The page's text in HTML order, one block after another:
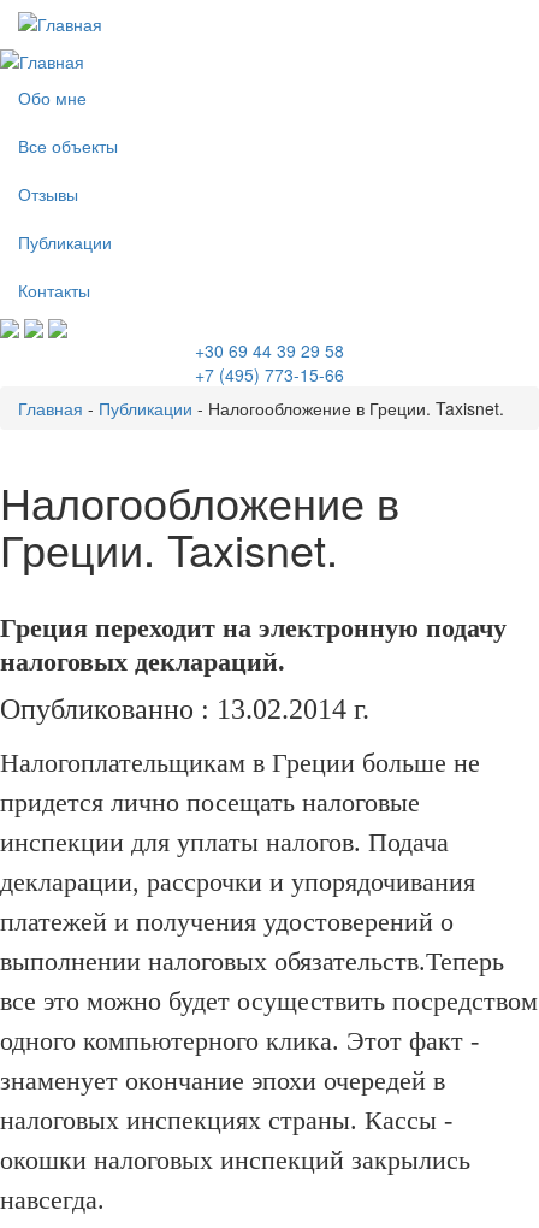
Перейти к основному содержанию
Обо мне
Все объекты
Отзывы
Публикации
Контакты
+30 69 44 39 29 58
+7 (495) 773-15-66
Вы здесь
Главная - Публикации - Налогообложение в Греции. Taxisnet.
Налогообложение в
Греции. Taxisnet.
Греция переходит на электронную подачу
налоговых деклараций.
Опубликованно : 13.02.2014 г.
Налогоплательщикам в Греции больше не
придется лично посещать налоговые
инспекции для уплаты налогов. Подача
декларации, рассрочки и упорядочивания
платежей и получения удостоверений о
выполнении налоговых обязательств.Теперь
все это можно будет осуществить посредством
одного компьютерного клика. Этот факт -
знаменует окончание эпохи очередей в
налоговых инспекциях страны. Кассы -
окошки налоговых инспекций закрылись
навсегда.